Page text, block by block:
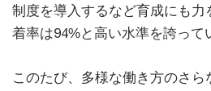
制度を導入するなど育成にも力
着率は94%と高い水準を誇って
このたび、多様な働き方のさ